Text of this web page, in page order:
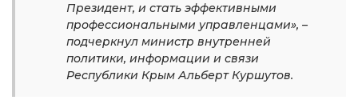
Президент, и стать эффективными
профессиональными управленцами», –
подчеркнул министр внутренней
политики, информации и связи
Республики Крым Альберт Куршутов.